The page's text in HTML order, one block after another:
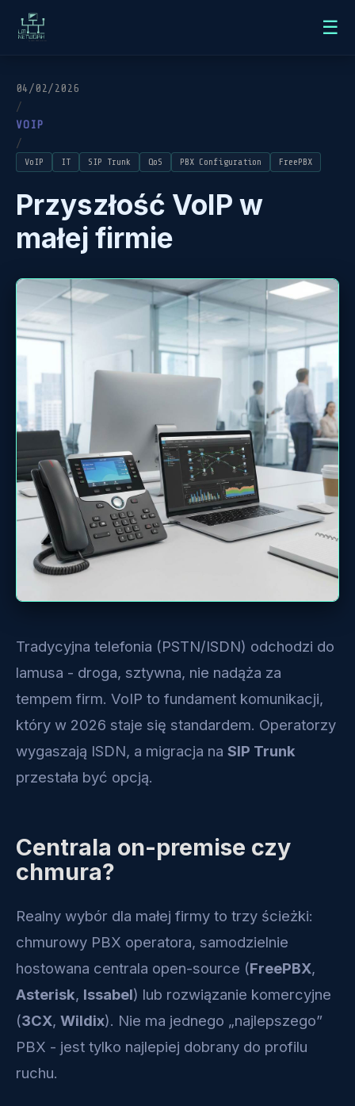
☰
04/02/2026
/
VOIP
/
VoIP IT SIP Trunk QoS PBX Configuration FreePBX
Przyszłość VoIP w
małej firmie
Tradycyjna telefonia (PSTN/ISDN) odchodzi do
lamusa - droga, sztywna, nie nadąża za
tempem firm. VoIP to fundament komunikacji,
który w 2026 staje się standardem. Operatorzy
wygaszają ISDN, a migracja na SIP Trunk
przestała być opcją.
Centrala on-premise czy
chmura?
Realny wybór dla małej firmy to trzy ścieżki:
chmurowy PBX operatora, samodzielnie
hostowana centrala open-source (FreePBX,
Asterisk, Issabel) lub rozwiązanie komercyjne
(3CX, Wildix). Nie ma jednego „najlepszego”
PBX - jest tylko najlepiej dobrany do profilu
ruchu.